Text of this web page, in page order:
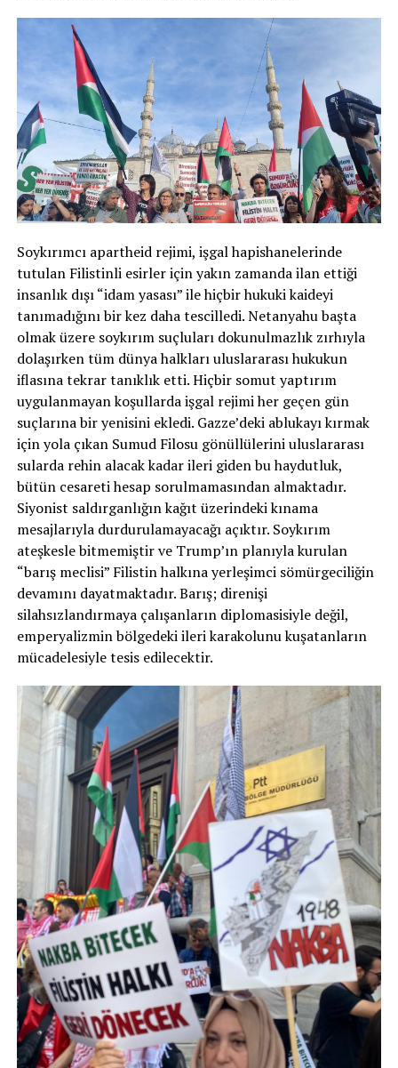
Soykırımcı apartheid rejimi, işgal hapishanelerinde
tutulan Filistinli esirler için yakın zamanda ilan ettiği
insanlık dışı “idam yasası” ile hiçbir hukuki kaideyi
tanımadığını bir kez daha tescilledi. Netanyahu başta
olmak üzere soykırım suçluları dokunulmazlık zırhıyla
dolaşırken tüm dünya halkları uluslararası hukukun
iflasına tekrar tanıklık etti. Hiçbir somut yaptırım
uygulanmayan koşullarda işgal rejimi her geçen gün
suçlarına bir yenisini ekledi. Gazze’deki ablukayı kırmak
için yola çıkan Sumud Filosu gönüllülerini uluslararası
sularda rehin alacak kadar ileri giden bu haydutluk,
bütün cesareti hesap sorulmamasından almaktadır.
Siyonist saldırganlığın kağıt üzerindeki kınama
mesajlarıyla durdurulamayacağı açıktır. Soykırım
ateşkesle bitmemiştir ve Trump’ın planıyla kurulan
“barış meclisi” Filistin halkına yerleşimci sömürgeciliğin
devamını dayatmaktadır. Barış; direnişi
silahsızlandırmaya çalışanların diplomasisiyle değil,
emperyalizmin bölgedeki ileri karakolunu kuşatanların
mücadelesiyle tesis edilecektir.